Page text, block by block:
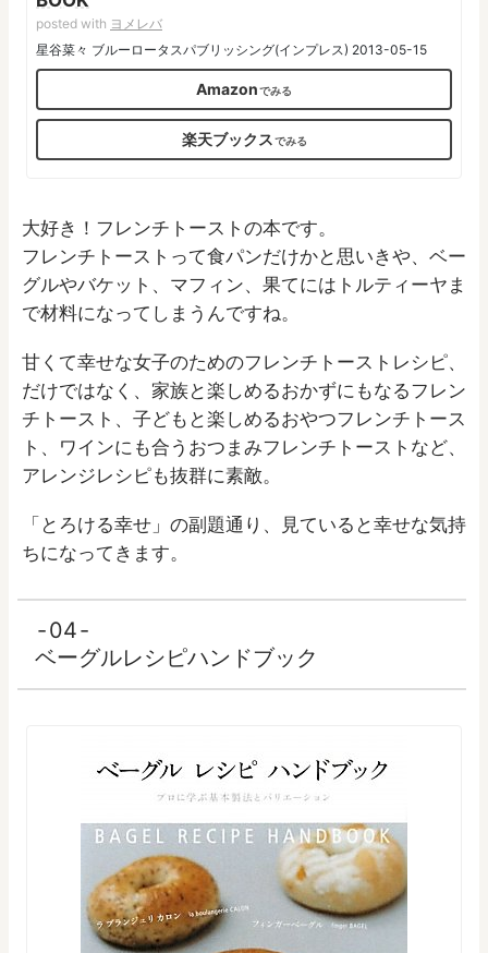
posted with ヨメレバ
星谷菜々 ブルーロータスパブリッシング(インプレス) 2013-05-15
Amazon
楽天ブックス
大好き！フレンチトーストの本です。
フレンチトーストって食パンだけかと思いきや、ベー
グルやバケット、マフィン、果てにはトルティーヤま
で材料になってしまうんですね。
甘くて幸せな女子のためのフレンチトーストレシピ、
だけではなく、家族と楽しめるおかずにもなるフレン
チトースト、子どもと楽しめるおやつフレンチトース
ト、ワインにも合うおつまみフレンチトーストなど、
アレンジレシピも抜群に素敵。
「とろける幸せ」の副題通り、見ていると幸せな気持
ちになってきます。
04
ベーグルレシピハンドブック